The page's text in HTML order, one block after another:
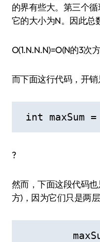
的界有些大。第三个
它的大小为N。因此总
O(1.N.N.N)=O(N的3次方
而下面这行代码，开销
int maxSum
?
然而，下面这段代码
方)，因为它们只是两